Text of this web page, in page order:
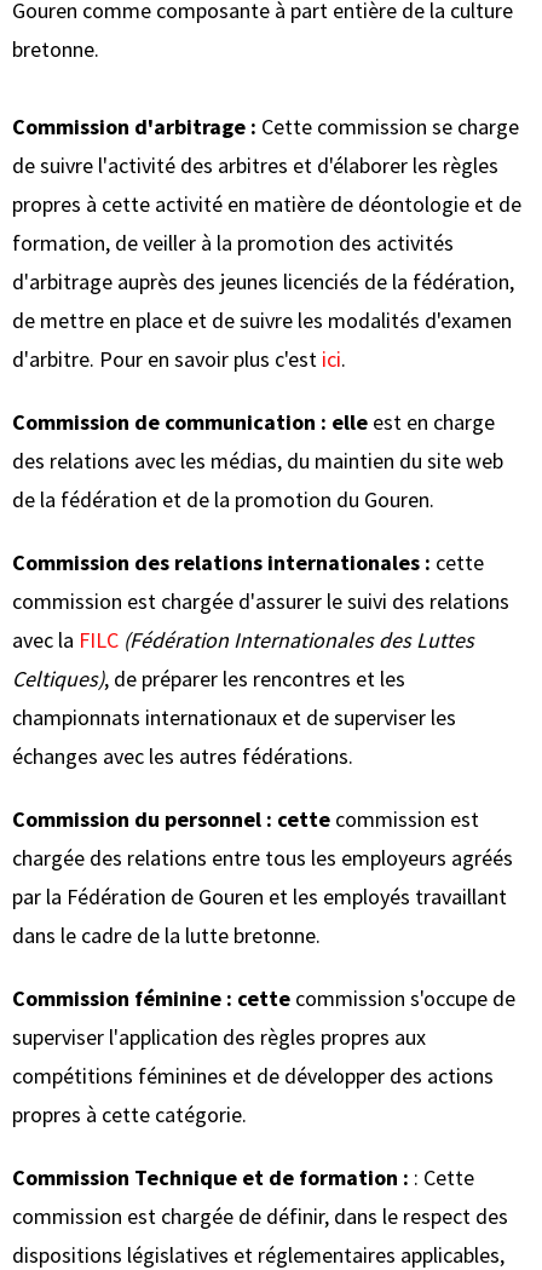
Gouren comme composante à part entière de la culture
bretonne.
Commission d'arbitrage : Cette commission se charge
de suivre l'activité des arbitres et d'élaborer les règles
propres à cette activité en matière de déontologie et de
formation, de veiller à la promotion des activités
d'arbitrage auprès des jeunes licenciés de la fédération,
de mettre en place et de suivre les modalités d'examen
d'arbitre. Pour en savoir plus c'est ici.
Commission de communication : elle est en charge
des relations avec les médias, du maintien du site web
de la fédération et de la promotion du Gouren.
Commission des relations internationales : cette
commission est chargée d'assurer le suivi des relations
avec la FILC (Fédération Internationales des Luttes
Celtiques), de préparer les rencontres et les
championnats internationaux et de superviser les
échanges avec les autres fédérations.
Commission du personnel : cette commission est
chargée des relations entre tous les employeurs agréés
par la Fédération de Gouren et les employés travaillant
dans le cadre de la lutte bretonne.
Commission féminine : cette commission s'occupe de
superviser l'application des règles propres aux
compétitions féminines et de développer des actions
propres à cette catégorie.
Commission Technique et de formation : : Cette
commission est chargée de définir, dans le respect des
dispositions législatives et réglementaires applicables,